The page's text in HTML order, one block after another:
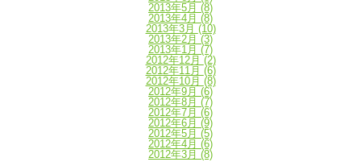
2013年5月 (8)
2013年4月 (8)
2013年3月 (10)
2013年2月 (3)
2013年1月 (7)
2012年12月 (2)
2012年11月 (6)
2012年10月 (8)
2012年9月 (6)
2012年8月 (7)
2012年7月 (6)
2012年6月 (9)
2012年5月 (5)
2012年4月 (6)
2012年3月 (8)